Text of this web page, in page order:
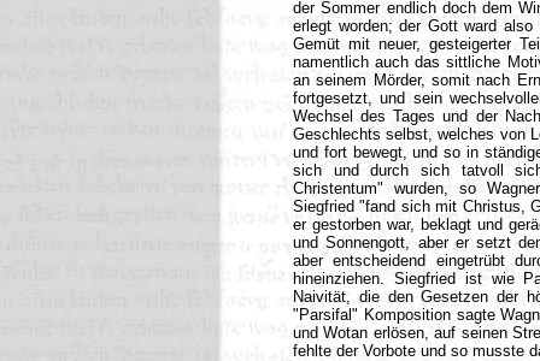
der Sommer endlich doch dem
erlegt worden; der Gott ward
Gemüt mit neuer, gesteigerter
namentlich auch das sittliche
an seinem Mörder, somit nach
fortgesetzt, und sein
Wechsel des Tages und der
Geschlechts selbst, welches von
und fort bewegt, und so in
sich und durch sich tatvoll
Christentum" wurden, so
Siegfried "fand sich mit Christus,
er gestorben war, beklagt und
und Sonnengott, aber er setzt
aber entscheidend eingetrübt
hineinziehen. Siegfried ist wie
Naivität, die den Gesetzen der
"Parsifal" Komposition sagte
und Wotan erlösen, auf seinen
fehlte der Vorbote und so musste